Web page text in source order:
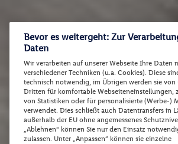
Bevor es weitergeht: Zur
Daten
Wir verarbeiten auf unserer Webseite Ihre Daten
verschiedener Techniken (u.a. Cookies). Diese
technisch notwendig, im Übrigen werden sie von
Dritten für komfortable Webseiteneinstellungen,
von Statistiken oder für personalisierte (Werbe-)
verwendet. Dies schließt auch Datentransfers in
außerhalb der EU ohne angemessenes
„Ablehnen“ können Sie nur den Einsatz
zulassen. Unter „Anpassen“ können sie einzelne